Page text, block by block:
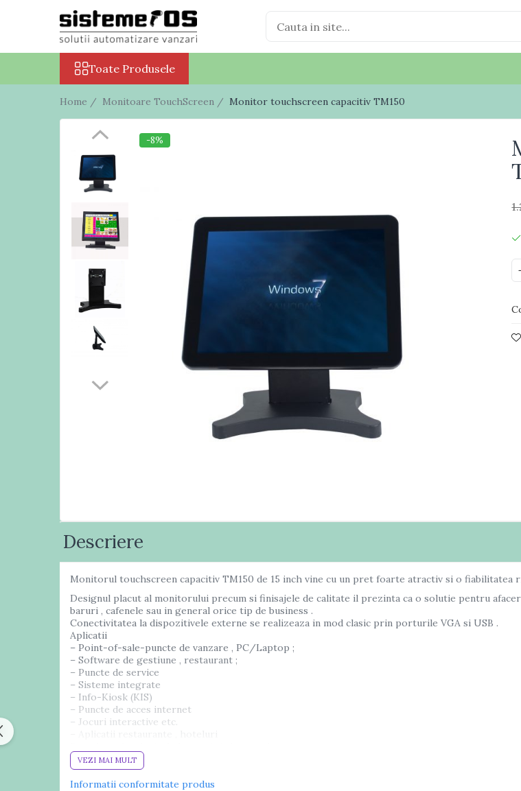
Toate Produsele
Case marcat fiscale
Cantare electronice
Cantare comerciale
Cantare incorporabile
Cantare industriale
Cantare Numaratoare
Cantare platforma
Cantare verificare
Masini numarat banii
Verificatoare bancnote
Imprimante carduri
Cititoare coduri bare & Terminale
Cititoare coduri bare fixe
Cititoare coduri bare
Cititoare coduri bare wireless
Cititoare coduri de bare
Terminale portabile
Echipamente periferice
Aparate etichetat
Display client
Toate Produsele
Home / Monitoare TouchScreen / Monitor touchscreen capacitiv TM150
-8%
Descriere
Monitorul touchscreen capacitiv TM150 de 15 inch vine cu un pret foarte atractiv si o fiabilitatea
Designul placut al monitorului precum si finisajele de calitate il prezinta ca o solutie pentru
baruri , cafenele sau in general orice tip de business .
Conectivitatea la dispozitivele externe se realizeaza in mod clasic prin porturile VGA si USB .
Aplicatii
– Point-of-sale-puncte de vanzare , PC/Laptop ;
– Software de gestiune , restaurant ;
– Puncte de service
– Sisteme integrate
– Info-Kiosk (KIS)
– Puncte de acces internet
– Jocuri interactive etc.
Monitor touchscreen capacitiv TM150
VEZI MAI MULT
Informatii conformitate produs